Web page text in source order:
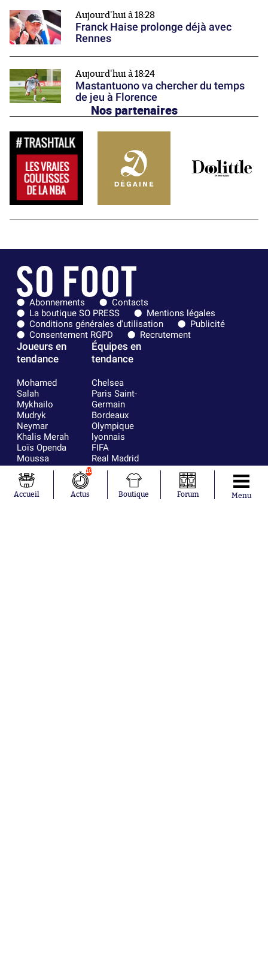
Aujourd'hui à 18:28
Franck Haise prolonge déjà avec
Rennes
Aujourd'hui à 18:24
Mastantuono va chercher du temps
de jeu à Florence
Nos partenaires
Abonnements
Contacts
La boutique SO PRESS
Mentions légales
Conditions générales d'utilisation
Publicité
Consentement RGPD
Recrutement
Joueurs en
tendance
Mohamed
Salah
Mykhailo
Mudryk
Neymar
Khalis Merah
Loïs Openda
Moussa
Niakhaté
Nicolás
Tagliafico
Pavel Šulc
Équipes en
tendance
Chelsea
Paris Saint-
Germain
Bordeaux
Olympique
lyonnais
FIFA
Real Madrid
RC Strasbourg
AC Milan
RC Lens
Accueil
10
Actus Boutique Forum Menu